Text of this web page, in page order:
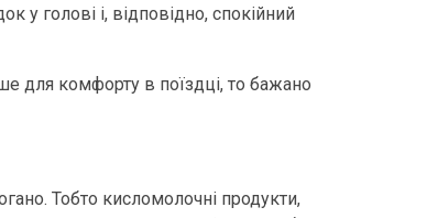
у голові і, відповідно, спокійний
для комфорту в поїздці, то бажано
Тобто кисломолочні продукти,